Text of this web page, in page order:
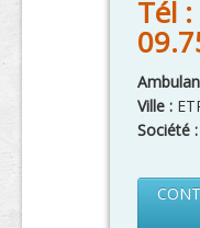
Tél :
Ville :
Société :